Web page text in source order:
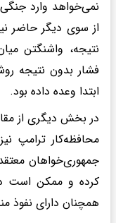
نمی‌خواهد وارد
از سوی دیگر حاضر
نتیجه، واشنگتن
فشار بدون نتیجه
ابتدا وعده داده بود.
در بخش دیگری از
محافظه‌کار ترامپ
جمهوری‌خواهان
کرده و ممکن است
همچنان دارای نفوذ